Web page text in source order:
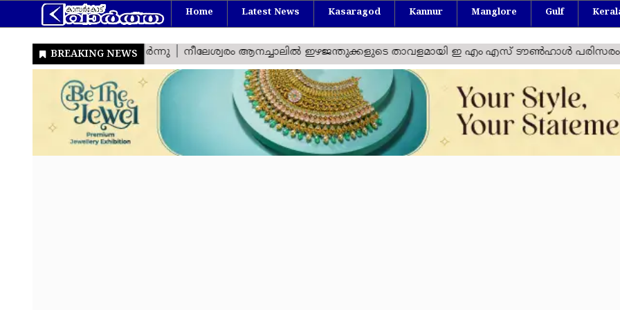
Home Latest News Kasaragod Kannur Manglore Gulf